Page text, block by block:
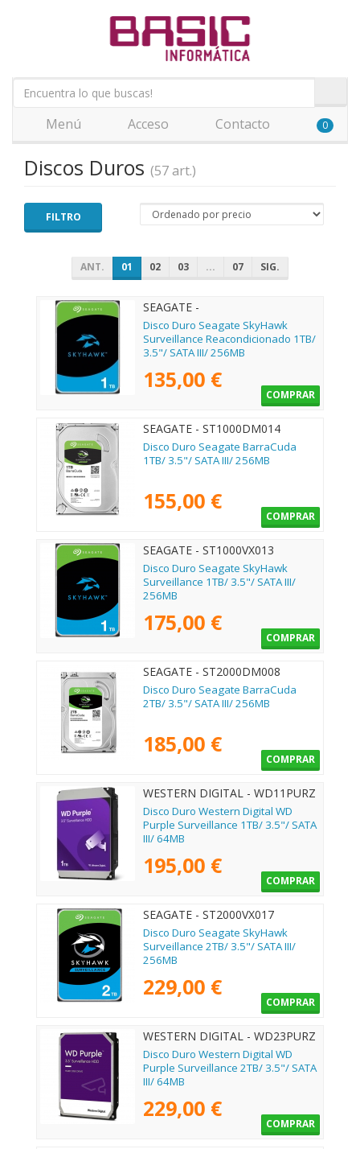
Menú Acceso Contacto 0
Discos Duros (57 art.)
FILTRO
ANT. 01 02 03 ... 07 SIG.
SEAGATE -
Disco Duro Seagate SkyHawk
Surveillance Reacondicionado 1TB/
3.5"/ SATA III/ 256MB
135,00 €
COMPRAR
SEAGATE - ST1000DM014
Disco Duro Seagate BarraCuda
1TB/ 3.5"/ SATA III/ 256MB
155,00 €
COMPRAR
SEAGATE - ST1000VX013
Disco Duro Seagate SkyHawk
Surveillance 1TB/ 3.5"/ SATA III/
256MB
175,00 €
COMPRAR
SEAGATE - ST2000DM008
Disco Duro Seagate BarraCuda
2TB/ 3.5"/ SATA III/ 256MB
185,00 €
COMPRAR
WESTERN DIGITAL - WD11PURZ
Disco Duro Western Digital WD
Purple Surveillance 1TB/ 3.5"/ SATA
III/ 64MB
195,00 €
COMPRAR
SEAGATE - ST2000VX017
Disco Duro Seagate SkyHawk
Surveillance 2TB/ 3.5"/ SATA III/
256MB
229,00 €
COMPRAR
WESTERN DIGITAL - WD23PURZ
Disco Duro Western Digital WD
Purple Surveillance 2TB/ 3.5"/ SATA
III/ 64MB
229,00 €
COMPRAR